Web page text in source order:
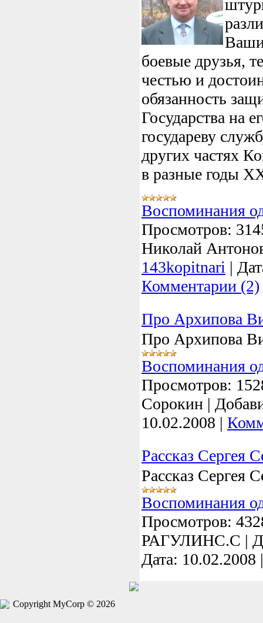
боевые друзья,
честью и
обязанность
Государства на
государеву
других частях
в разные годы
Воспоминания
Просмотров:
Николай
143kopitnari |
Комментарии (2)
Про Архипова
Про Архипова
Воспоминания
Просмотров:
Сорокин |
10.02.2008 |
Рассказ Сергея
Рассказ Сергея
Воспоминания
Просмотров:
РАГУЛИНС.С |
Дата: 10.02.2008
Copyright MyCorp © 2026